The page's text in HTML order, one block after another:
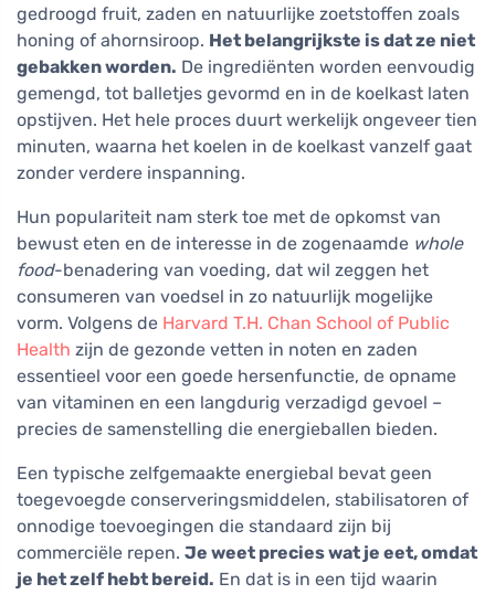
gedroogd fruit, zaden en natuurlijke zoetstoffen zoals
honing of ahornsiroop. Het belangrijkste is dat ze niet
gebakken worden. De ingrediënten worden eenvoudig
gemengd, tot balletjes gevormd en in de koelkast laten
opstijven. Het hele proces duurt werkelijk ongeveer tien
minuten, waarna het koelen in de koelkast vanzelf gaat
zonder verdere inspanning.
Hun populariteit nam sterk toe met de opkomst van
bewust eten en de interesse in de zogenaamde whole
food-benadering van voeding, dat wil zeggen het
consumeren van voedsel in zo natuurlijk mogelijke
vorm. Volgens de Harvard T.H. Chan School of Public
Health zijn de gezonde vetten in noten en zaden
essentieel voor een goede hersenfunctie, de opname
van vitaminen en een langdurig verzadigd gevoel –
precies de samenstelling die energieballen bieden.
Een typische zelfgemaakte energiebal bevat geen
toegevoegde conserveringsmiddelen, stabilisatoren of
onnodige toevoegingen die standaard zijn bij
commerciële repen. Je weet precies wat je eet, omdat
je het zelf hebt bereid. En dat is in een tijd waarin